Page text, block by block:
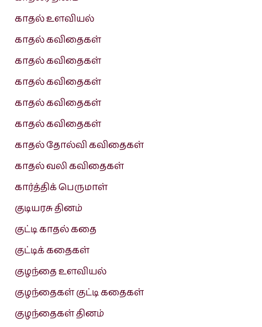
காதல் உளவியல்
காதல் கவிதைகள்
காதல் கவிதைகள்
காதல் கவிதைகள்
காதல் கவிதைகள்
காதல் கவிதைகள்
காதல் தோல்வி கவிதைகள்
காதல் வலி கவிதைகள்
கார்த்திக் பெருமாள்
குடியரசு தினம்
குட்டி காதல் கதை
குட்டிக் கதைகள்
குழந்தை உளவியல்
குழந்தைகள் குட்டி கதைகள்
குழந்தைகள் தினம்